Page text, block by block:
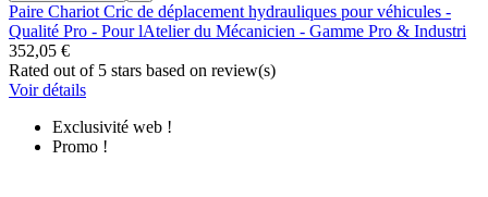
Paire Chariot Cric de déplacement hydrauliques pour véhicules -
Qualité Pro - Pour lAtelier du Mécanicien - Gamme Pro & Industri
352,05 €
Rated out of 5 stars based on review(s)
Voir détails
Exclusivité web !
Promo !